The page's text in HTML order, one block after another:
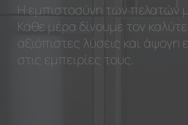
Η εμπιστοσύνη των πελατών
Κάθε μέρα δίνουμε τον
αξιόπιστες λύσεις και
στις εμπειρίες τους.